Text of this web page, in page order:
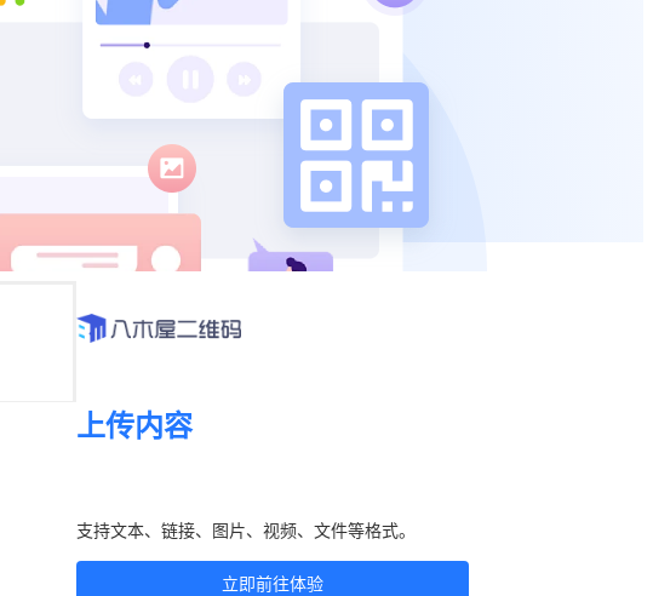
上传内容
立刻生成二维码！
支持文本、链接、图片、视频、文件等格式。
立即前往体验